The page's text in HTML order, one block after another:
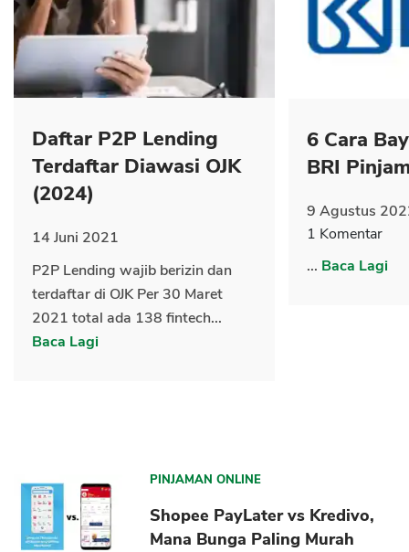
Daftar P2P Lending
Terdaftar Diawasi OJK
(2024)
14 Juni 2021
P2P Lending wajib berizin dan
terdaftar di OJK Per 30 Maret
2021 total ada 138 fintech...
Baca Lagi
6 Cara
BRI
9 Agustus
1 Komentar
... Baca Lagi
PINJAMAN ONLINE
Shopee PayLater vs Kredivo,
Mana Bunga Paling Murah